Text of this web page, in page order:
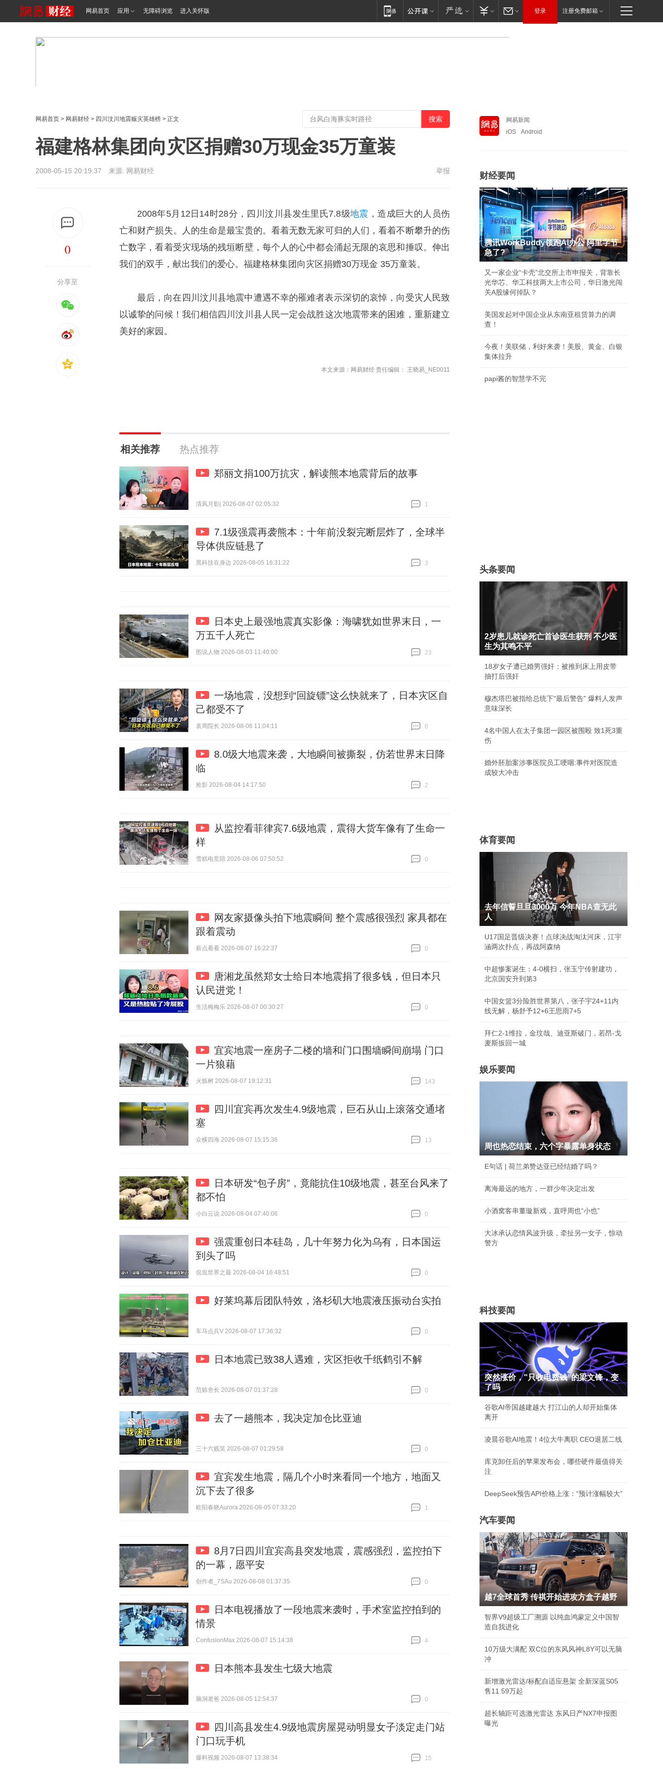
网易首页 应用 无障碍浏览 进入关怀版 登录 注册免费邮箱
网易首页 > 网易财经 > 四川汶川地震赈灾英雄榜 > 正文
福建格林集团向灾区捐赠30万现金35万童装
2008-05-15 20:19:37 来源: 网易财经 举报
0
分享至
2008年5月12日14时28分，四川汶川县发生里氏7.8级地震 ，造成巨大的人员伤
亡和财产损失。人的生命是最宝贵的。看着无数无家可归的人们，看着不断攀升的伤
亡数字，看着受灾现场的残垣断壁，每个人的心中都会涌起无限的哀思和捶叹。伸出
我们的双手，献出我们的爱心。福建格林集团向灾区捐赠30万现金 35万童装。
最后，向在四川汶川县地震中遭遇不幸的罹难者表示深切的哀悼，向受灾人民致
以诚挚的问候！我们相信四川汶川县人民一定会战胜这次地震带来的困难，重新建立
美好的家园。
本文来源：网易财经 责任编辑： 王晓易_NE0011
相关推荐 热点推荐
郑丽文捐100万抗灾，解读熊本地震背后的故事
清风月影j 2026-08-07 02:05:32
1
7.1级强震再袭熊本：十年前没裂完断层炸了，全球半
导体供应链悬了
黑科技在身边 2026-08-05 16:31:22
3
日本史上最强地震真实影像：海啸犹如世界末日，一
万五千人死亡
图说人物 2026-08-03 11:40:00
23
一场地震，没想到“回旋镖”这么快就来了，日本灾区自
己都受不了
袁周院长 2026-08-06 11:04:11
0
8.0级大地震来袭，大地瞬间被撕裂，仿若世界末日降
临
捡影 2026-08-04 14:17:50
2
从监控看菲律宾7.6级地震，震得大货车像有了生命一
样
雪糕电竞陪 2026-08-06 07:50:52
0
网友家摄像头拍下地震瞬间 整个震感很强烈 家具都在
跟着震动
薪点看看 2026-08-07 16:22:37
0
唐湘龙虽然郑女士给日本地震捐了很多钱，但日本只
认民进党！
生活梅梅乐 2026-08-07 00:30:27
0
宜宾地震一座房子二楼的墙和门口围墙瞬间崩塌 门口
一片狼藉
火炼树 2026-08-07 19:12:31
143
四川宜宾再次发生4.9级地震，巨石从山上滚落交通堵
塞
众横四海 2026-08-07 15:15:36
13
日本研发“包子房”，竟能抗住10级地震，甚至台风来了
都不怕
小白云说 2026-08-04 07:40:06
0
强震重创日本硅岛，几十年努力化为乌有，日本国运
到头了吗
侃侃世界之最 2026-08-04 16:48:51
0
好莱坞幕后团队特效，洛杉矶大地震液压振动台实拍
车马点兵V 2026-08-07 17:36:32
0
日本地震已致38人遇难，灾区拒收千纸鹤引不解
范赊舍长 2026-08-07 01:37:28
0
去了一趟熊本，我决定加仓比亚迪
三十六贱笑 2026-08-07 01:29:58
0
宜宾发生地震，隔几个小时来看同一个地方，地面又
沉下去了很多
欧阳春晓Aurora 2026-08-05 07:33:20
1
8月7日四川宜宾高县突发地震，震感强烈，监控拍下
的一幕，愿平安
创作者_7SAu 2026-08-08 01:37:35
0
日本电视播放了一段地震来袭时，手术室监控拍到的
情景
ConfusionMax 2026-08-07 15:14:38
4
日本熊本县发生七级大地震
脑洞老爸 2026-08-05 12:54:37
0
四川高县发生4.9级地震房屋晃动明显女子淡定走门站
门口玩手机
爆料视频 2026-08-07 13:38:34
15
网易新闻
iOS
Android
财经要闻
腾讯WorkBuddy领跑AI办公 阿里字节
急了?
又一家企业“卡壳”北交所上市申报关，背靠长
光华芯、华工科技两大上市公司，华日激光闯
关A股缘何掉队？
美国发起对中国企业从东南亚租赁算力的调
查！
今夜！美联储，利好来袭！美股、黄金、白银
集体拉升
papi酱的智慧学不完
头条要闻
2岁患儿就诊死亡首诊医生获刑 不少医
生为其鸣不平
18岁女子遭已婚男强奸：被推到床上用皮带
抽打后强奸
穆杰塔巴被指给总统下"最后警告" 爆料人发声
意味深长
4名中国人在太子集团一园区被围殴 致1死3重
伤
婚外胚胎案涉事医院员工哽咽:事件对医院造
成较大冲击
体育要闻
去年信誓旦旦3000万 今年NBA查无此
人
U17国足晋级决赛！点球决战淘汰河床，江宇
涵两次扑点，再战阿森纳
中超惨案诞生：4-0横扫，张玉宁传射建功，
北京国安升到第3
中国女篮3分险胜世界第八，张子宇24+11内
线无解，杨舒予12+6王思雨7+5
拜仁2-1维拉，金玟哉、迪亚斯破门，若昂-戈
麦斯扳回一城
娱乐要闻
周也热恋结束，六个字暴露单身状态
E句话 | 荷兰弟赞达亚已经结婚了吗？
离海最远的地方，一群少年决定出发
小酒窝客串董璇新戏，直呼周也“小也”
大冰承认恋情风波升级，牵扯另一女子，惊动
警方
科技要闻
突然涨价，"只收电费钱"的梁文锋，变
了吗
谷歌AI帝国越建越大 打江山的人却开始集体
离开
凌晨谷歌AI地震！4位大牛离职 CEO退居二线
库克卸任后的苹果发布会，哪些硬件最值得关
注
DeepSeek预告API价格上涨：“预计涨幅较大”
汽车要闻
越7全球首秀 传祺开始进攻方盒子越野
智界V9超级工厂溯源 以纯血鸿蒙定义中国智
造自我进化
10万级大满配 双C位的东风风神L8Y可以无脑
冲
新增激光雷达/标配自适应悬架 全新深蓝S05
售11.59万起
超长轴距可选激光雷达 东风日产NX7申报图
曝光